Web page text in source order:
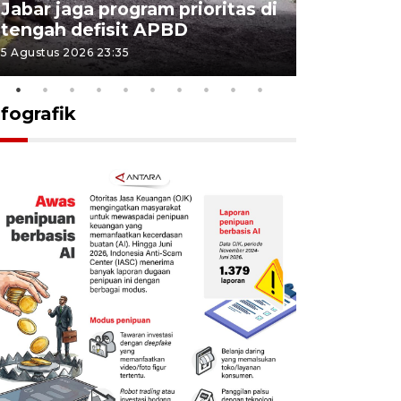
Jabar jaga program prioritas di
tengah defisit APBD
5 Agustus 2026 23:35